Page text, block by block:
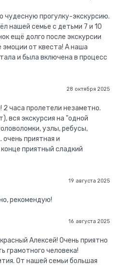
чудесную прогулку-экскурсию.
нашей семье с детьми 7 и 10
ещё долго после экскурсии
от квеста! А наша
и была включена в процесс
28 октября 2025
2 часа пролетели незаметно.
вся экскурсия на "одной
узлы, ребусы,
приятная и
приятный сладкий
19 августа 2025
рекомендую!
16 августа 2025
Алексей! Очень приятно
грамотного человека!
От нашей семьи большая